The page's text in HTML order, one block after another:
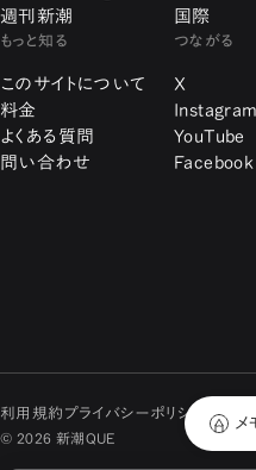
週刊新潮
国際
もっと知る
このサイトについて
料金
よくある質問
問い合わせ
つながる
X
Instagram
YouTube
Facebook
利用規約 プライバシーポリシー 特定
© 2026 新潮QUE
メ